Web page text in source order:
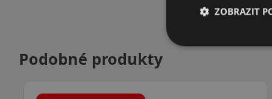
Podobné produkty
ZOBRAZIT